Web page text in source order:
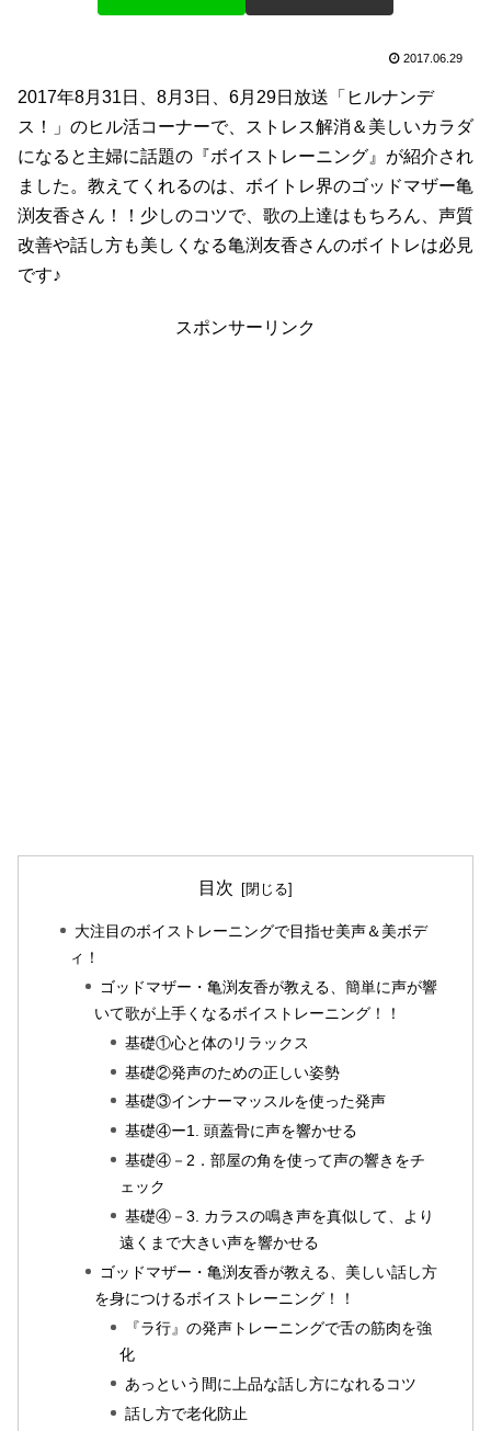
2017.06.29
2017年8月31日、8月3日、6月29日放送「ヒルナンデ
ス！」のヒル活コーナーで、ストレス解消＆美しいカラダ
になると主婦に話題の『ボイストレーニング』が紹介され
ました。教えてくれるのは、ボイトレ界のゴッドマザー亀
渕友香さん！！少しのコツで、歌の上達はもちろん、声質
改善や話し方も美しくなる亀渕友香さんのボイトレは必見
です♪
スポンサーリンク
目次
大注目のボイストレーニングで目指せ美声＆美ボデ
ィ！
ゴッドマザー・亀渕友香が教える、簡単に声が響
いて歌が上手くなるボイストレーニング！！
基礎①心と体のリラックス
基礎②発声のための正しい姿勢
基礎③インナーマッスルを使った発声
基礎④ー1. 頭蓋骨に声を響かせる
基礎④－2．部屋の角を使って声の響きをチ
ェック
基礎④－3. カラスの鳴き声を真似して、より
遠くまで大きい声を響かせる
ゴッドマザー・亀渕友香が教える、美しい話し方
を身につけるボイストレーニング！！
『ラ行』の発声トレーニングで舌の筋肉を強
化
あっという間に上品な話し方になれるコツ
話し方で老化防止